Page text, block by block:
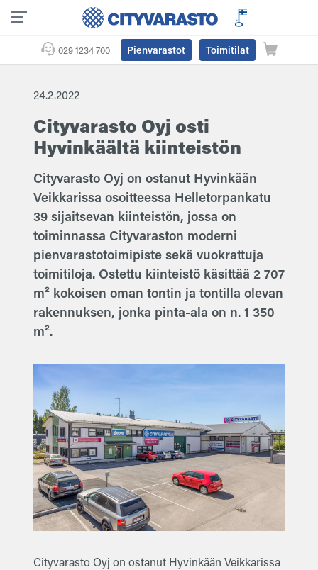
029 1234 700 Pienvarastot Toimitilat
24.2.2022
Cityvarasto Oyj osti
Hyvinkäältä kiinteistön
Cityvarasto Oyj on ostanut Hyvinkään
Veikkarissa osoitteessa Helletorpankatu
39 sijaitsevan kiinteistön, jossa on
toiminnassa Cityvaraston moderni
pienvarastotoimipiste sekä vuokrattuja
toimitiloja. Ostettu kiinteistö käsittää 2 707
m² kokoisen oman tontin ja tontilla olevan
rakennuksen, jonka pinta-ala on n. 1 350
m².
Cityvarasto Oyj on ostanut Hyvinkään Veikkarissa